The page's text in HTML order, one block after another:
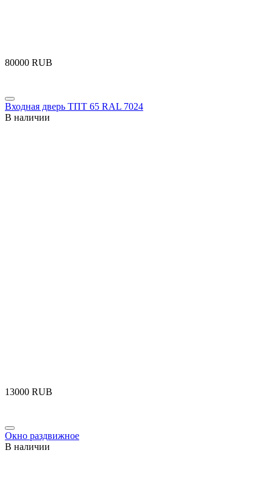
‍80000‍ RUB
Входная дверь ТПТ 65 RAL 7024
В наличии
‍13000‍ RUB
Окно раздвижное
В наличии